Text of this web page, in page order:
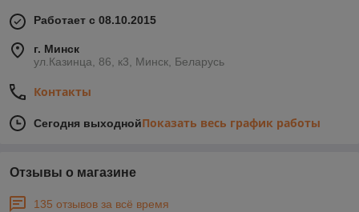
Работает с 08.10.2015
г. Минск
ул.Казинца, 86, к3, Минск, Беларусь
Контакты
Сегодня выходнойПоказать весь график работы
Отзывы о магазине
135 отзывов за всё время